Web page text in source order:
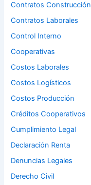
Contratos Construcción
Contratos Laborales
Control Interno
Cooperativas
Costos Laborales
Costos Logísticos
Costos Producción
Créditos Cooperativos
Cumplimiento Legal
Declaración Renta
Denuncias Legales
Derecho Civil